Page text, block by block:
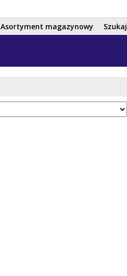
Asortyment magazynowy Szukaj